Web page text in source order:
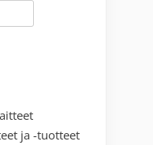
ja -tuotteet